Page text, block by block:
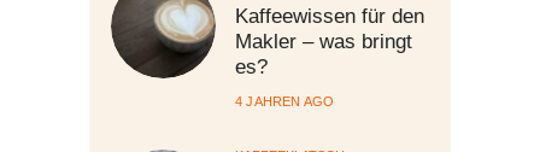
Kaffeewissen für den
Makler – was bringt
es?
4 JAHREN AGO